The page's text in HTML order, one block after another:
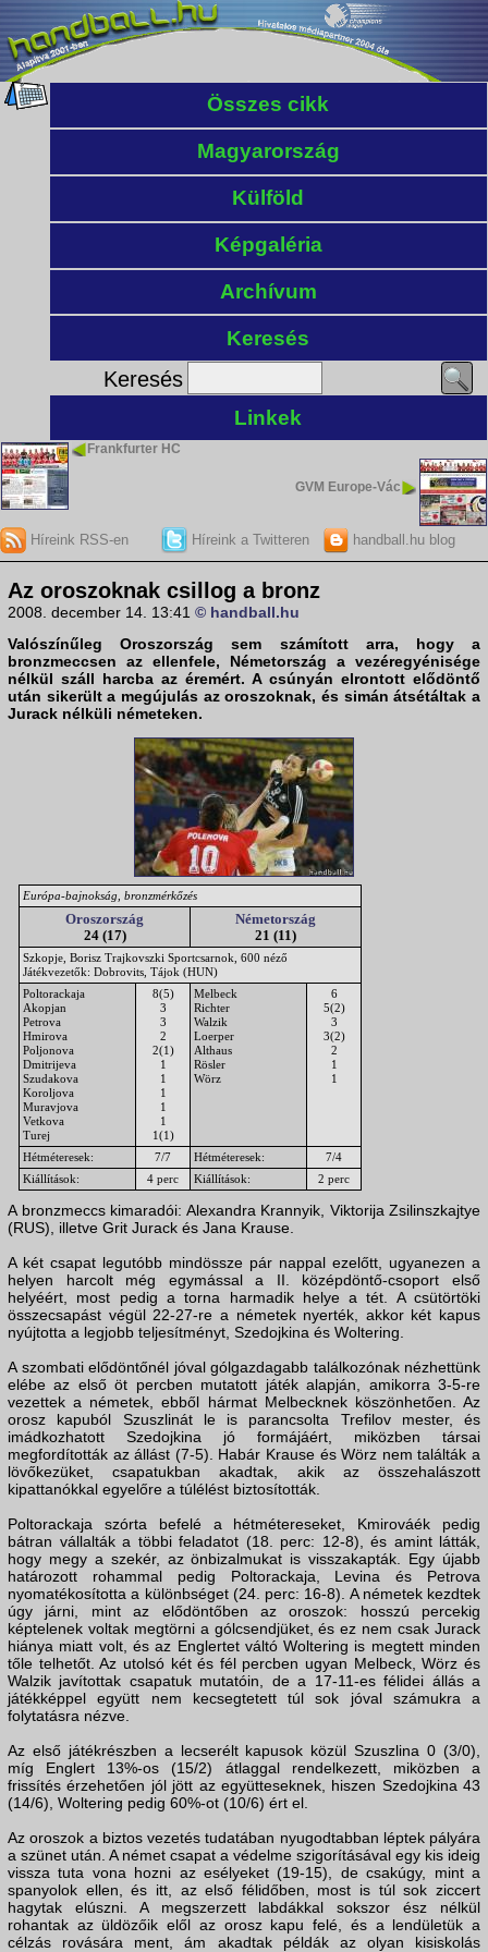
Összes cikk
Magyarország
Külföld
Képgaléria
Archívum
Keresés
Keresés
Linkek
Frankfurter HC
GVM Europe-Vác
Híreink RSS-en Híreink a Twitteren handball.hu blog
Az oroszoknak csillog a bronz
2008. december 14. 13:41 © handball.hu
ValószínűlegOroszország sem számított arra, hogy a
bronzmeccsen az ellenfele, Németország a vezéregyénisége
nélkül száll harcba az éremért. A csúnyán elrontott elődöntő
után sikerült a megújulás az oroszoknak, és simán átsétáltak a
Jurack nélküli németeken.
Európa-bajnokság, bronzmérkőzés
Oroszország
24 (17)
Németország
21 (11)
Szkopje, Borisz Trajkovszki Sportcsarnok, 600 néző
Játékvezetők: Dobrovits, Tájok (HUN)
Poltorackaja
Akopjan
Petrova
Hmirova
Poljonova
Dmitrijeva
Szudakova
Koroljova
Muravjova
Vetkova
Turej
8(5)
3
3
2
2(1)
1
1
1
1
1
1(1)
Melbeck
Richter
Walzik
Loerper
Althaus
Rösler
Wörz
6
5(2)
3
3(2)
2
1
1
Hétméteresek: 7/7 Hétméteresek:
7/4
Kiállítások:
4 perc Kiállítások: 2 perc
A bronzmeccs kimaradói: Alexandra Krannyik, Viktorija Zsilinszkajtye
(RUS), illetve Grit Jurack és Jana Krause.
A két csapat legutóbb mindössze pár nappal ezelőtt, ugyanezen a
helyen harcolt még egymással a II. középdöntő-csoport első
helyéért, most pedig a torna harmadik helye a tét. A csütörtöki
összecsapást végül 22-27-re a németek nyerték, akkor két kapus
nyújtotta a legjobb teljesítményt, Szedojkina és Woltering.
A szombati elődöntőnél jóval gólgazdagabb találkozónak nézhettünk
elébe az első öt percben mutatott játék alapján, amikorra 3-5-re
vezettek a németek, ebből hármat Melbecknek köszönhetően. Az
orosz kapuból Szuszlinát le is parancsolta Trefilov mester, és
imádkozhatott Szedojkina jó formájáért, miközben társai
megfordították az állást (7-5). Habár Krause és Wörz nem találták a
lövőkezüket, csapatukban akadtak, akik az összehalászott
kipattanókkal egyelőre a túlélést biztosították.
Poltorackaja szórta befelé a hétmétereseket, Kmirováék pedig
bátran vállalták a többi feladatot (18. perc: 12-8), és amint látták,
hogy megy a szekér, az önbizalmukat is visszakapták. Egy újabb
határozott rohammal pedig Poltorackaja, Levina és Petrova
nyomatékosította a különbséget (24. perc: 16-8). A németek kezdtek
úgy járni, mint az elődöntőben az oroszok: hosszú percekig
képtelenek voltak megtörni a gólcsendjüket, és ez nem csak Jurack
hiánya miatt volt, és az Englertet váltó Woltering is megtett minden
tőle telhetőt. Az utolsó két és fél percben ugyan Melbeck, Wörz és
Walzik javítottak csapatuk mutatóin, de a 17-11-es félidei állás a
játékképpel együtt nem kecsegtetett túl sok jóval számukra a
folytatásra nézve.
Az első játékrészben a lecserélt kapusok közül Szuszlina 0 (3/0),
míg Englert 13%-os (15/2) átlaggal rendelkezett, miközben a
frissítés érzehetően jól jött az együtteseknek, hiszen Szedojkina 43
(14/6), Woltering pedig 60%-ot (10/6) ért el.
Az oroszok a biztos vezetés tudatában nyugodtabban léptek pályára
a szünet után. A német csapat a védelme szigorításával egy kis ideig
vissza tuta vona hozni az esélyeket (19-15), de csakúgy, mint a
spanyolok ellen, és itt, az első félidőben, most is túl sok ziccert
hagytak elúszni. A megszerzett labdákkal sokszor ész nélkül
rohantak az üldözőik elől az orosz kapu felé, és a lendületük a
célzás rovására ment, ám akadtak példák az olyan kisiskolás